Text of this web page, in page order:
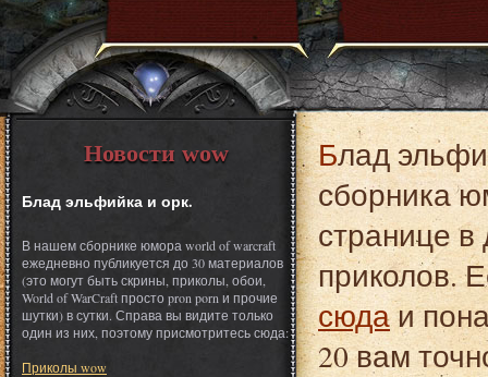
Новости wow
Блад эльфийка и орк.
В нашем сборнике юмора world of warcraft
ежедневно публикуется до 30 материалов
(это могут быть скрины, приколы, обои,
World of WarCraft просто pron porn и прочие
шутки) в сутки. Справа вы видите только
один из них, поэтому присмотритесь сюда:
Приколы wow
Блад эльфийка и орк. Это один из материалов
сборника
странице в
приколов.
сюдаи
20 вам